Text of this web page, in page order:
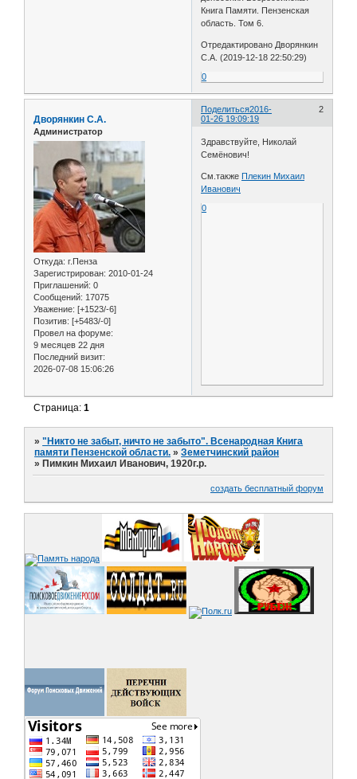
Книга Памяти. Пензенская
область. Том 6.
Отредактировано Дворянкин
С.А. (2019-12-18 22:50:29)
0
Поделиться 2
2016-
01-26 19:09:19
Дворянкин С.А.
Администратор
Откуда: г.Пенза
Зарегистрирован: 2010-01-24
Приглашений: 0
Сообщений: 17075
Уважение: [+1523/-6]
Позитив: [+5483/-0]
Провел на форуме:
9 месяцев 22 дня
Последний визит:
2026-07-08 15:06:26
Здравствуйте, Николай
Семёнович!
См.также Плекин Михаил
Иванович
0
Страница:1
»"Никто не забыт, ничто не забыто". Всенародная Книга
памяти Пензенской области. »Земетчинский район
»Пимкин Михаил Иванович, 1920г.р.
создать бесплатный форум